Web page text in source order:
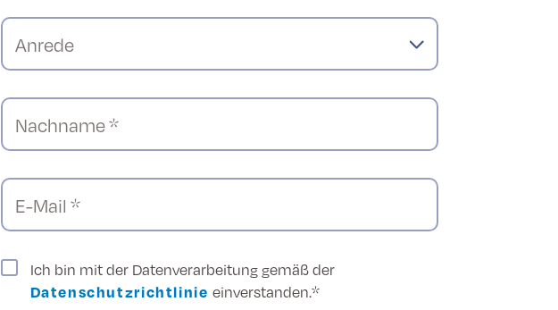
Anrede
Nachname *
E-Mail *
Ich bin mit der Datenverarbeitung gemäß der
Datenschutzrichtlinie einverstanden.*